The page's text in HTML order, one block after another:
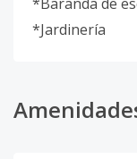
*Jardinería